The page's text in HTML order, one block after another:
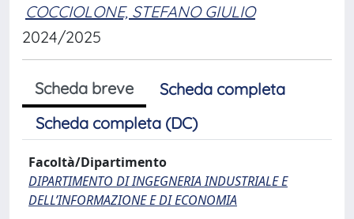
COCCIOLONE, STEFANO GIULIO
2024/2025
Scheda breve
Scheda completa
Scheda completa (DC)
Facoltà/Dipartimento
DIPARTIMENTO DI INGEGNERIA INDUSTRIALE E
DELL’INFORMAZIONE E DI ECONOMIA